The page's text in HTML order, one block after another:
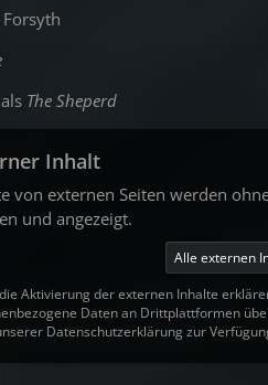
The Sheperd
Inhalt
von externen Seiten werden
und angezeigt.
Alle externen
Aktivierung der externen Inhalte
Daten an Drittplattformen
Datenschutzerklärung zur